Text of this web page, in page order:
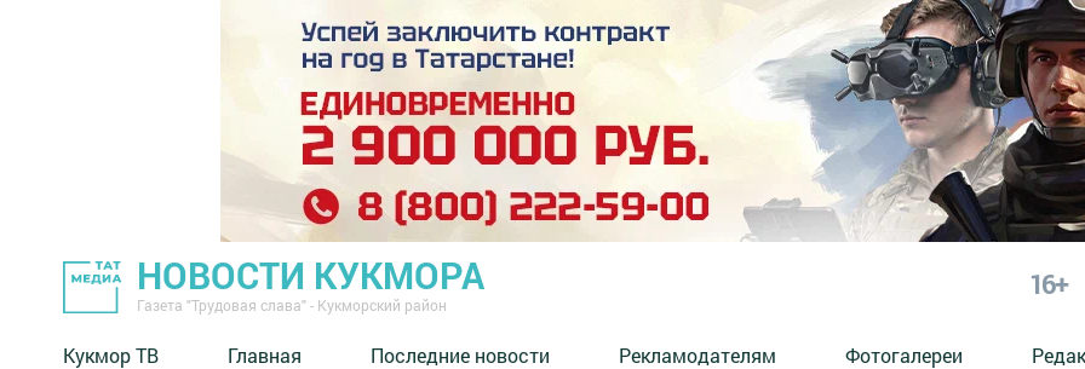
НОВОСТИ КУКМОРА
Газета "Трудовая слава" - Кукморский район
16+
Кукмор ТВ Главная Последние новости Рекламодателям Фотогалереи